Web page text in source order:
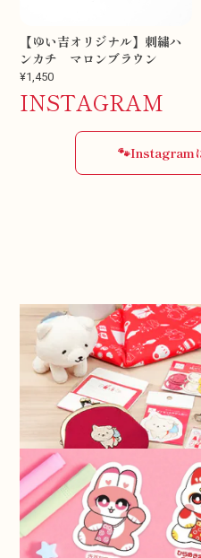
【ゆい吉オリジナル】刺繍ハ
ンカチ マロンブラウン
¥1,450
INSTAGRAM
🐾Instagram